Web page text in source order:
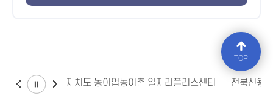
전북특별자치도 농어업농어촌 일자리플러스센터 전북신용
TOP